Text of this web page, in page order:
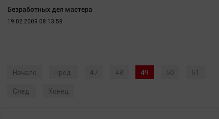
Безработных дел мастера
19.02.2009 08:13:58
Начало Пред. 47 48 49 50 51
След. Конец